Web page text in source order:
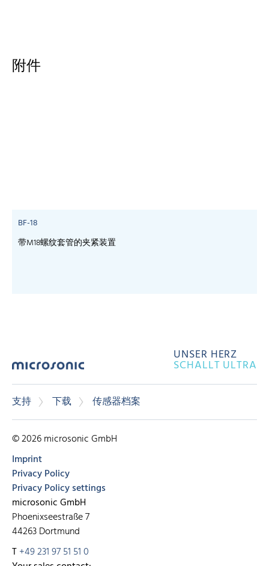
附件
BF-18
带M18螺纹套管的夹紧装置
UNSER HERZ
SCHALLT ULTRA
支持 下载 传感器档案
© 2026 microsonic GmbH
Imprint
Privacy Policy
Privacy Policy settings
microsonic GmbH
Phoenixseestraße 7
44263 Dortmund
T+49 231 97 51 51 0